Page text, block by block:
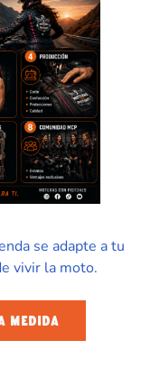
se adapte a tu
vivir la moto.
MEDIDA